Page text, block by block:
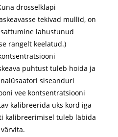
drosselklapi
tekivad mullid, on
lahustunud
rangelt keelatud.)
puhtust tuleb hoida ja
siseanduri
vee kontsentratsiooni
kalibreerida üks kord iga
kalibreerimisel tuleb läbida